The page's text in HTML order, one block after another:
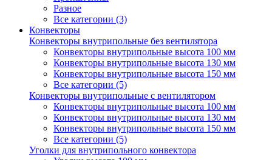
Разное
Все категории (3)
Конвекторы
Конвекторы внутрипольные без вентилятора
Конвекторы внутрипольные высота 100 мм
Конвекторы внутрипольные высота 130 мм
Конвекторы внутрипольные высота 150 мм
Все категории (5)
Конвекторы внутрипольные с вентилятором
Конвекторы внутрипольные высота 100 мм
Конвекторы внутрипольные высота 130 мм
Конвекторы внутрипольные высота 150 мм
Все категории (5)
Уголки для внутрипольного конвектора